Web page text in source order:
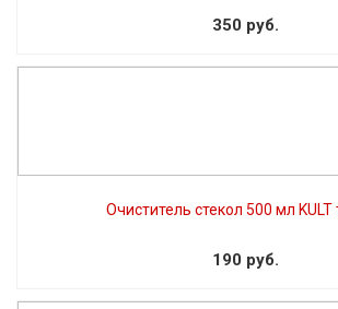
350 руб.
Очиститель стекол 500 мл KULT
190 руб.